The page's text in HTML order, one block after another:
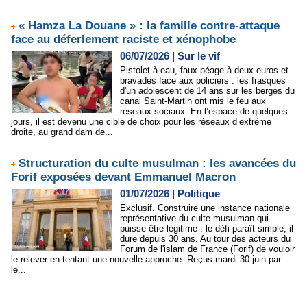
« Hamza La Douane » : la famille contre-attaque
face au déferlement raciste et xénophobe
06/07/2026 | Sur le vif
Pistolet à eau, faux péage à deux euros et
bravades face aux policiers : les frasques
d'un adolescent de 14 ans sur les berges du
canal Saint-Martin ont mis le feu aux
réseaux sociaux. En l’espace de quelques
jours, il est devenu une cible de choix pour les réseaux d’extrême
droite, au grand dam de...
Structuration du culte musulman : les avancées du
Forif exposées devant Emmanuel Macron
01/07/2026 | Politique
Exclusif. Construire une instance nationale
représentative du culte musulman qui
puisse être légitime : le défi paraît simple, il
dure depuis 30 ans. Au tour des acteurs du
Forum de l'islam de France (Forif) de vouloir
le relever en tentant une nouvelle approche. Reçus mardi 30 juin par
le...